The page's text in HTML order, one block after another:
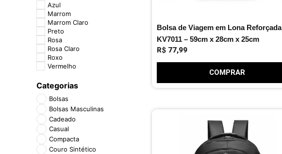
Azul
Marrom
Marrom Claro
Preto
Rosa
Rosa Claro
Roxo
Vermelho
Categorias
Bolsas
Bolsas Masculinas
Cadeado
Casual
Compacta
Couro Sintético
Bolsa de Viagem em Lona Reforçada
KV7011 – 59cm x 28cm x 25cm
R$77,99
COMPRAR